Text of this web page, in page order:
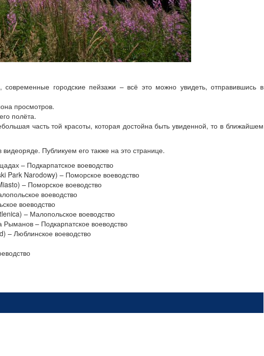
современные городские пейзажи – всё это можно увидеть, отправившись в
просмотров.
полёта.
часть той красоты, которая достойна быть увиденной, то в ближайшем
Публикуем его также на это странице.
– Подкарпатское воеводство
Park Narodowy) – Поморское воеводство
– Поморское воеводство
воеводство
воеводство
– Малопольское воеводство
Рыманов – Подкарпатское воеводство
– Люблинское воеводство